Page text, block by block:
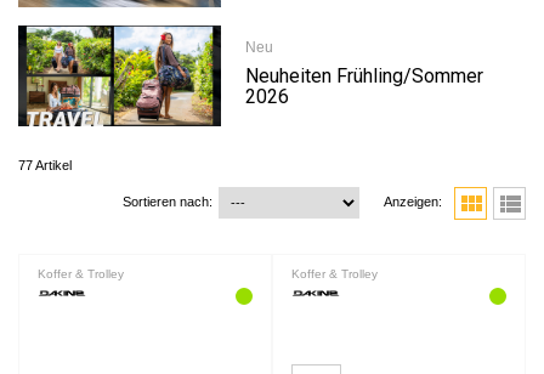
Neu
Neuheiten Frühling/Sommer
2026
77 Artikel
Sortieren nach: Anzeigen: view_module view_list
Koffer & Trolley Koffer & Trolley